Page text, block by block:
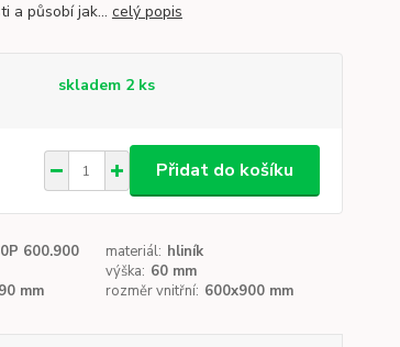
a působí jak... celý popis
skladem 2 ks
Přidat do košíku
600.900 materiál: hliník
výška: 60 mm
mm rozměr vnitřní: 600x900 mm